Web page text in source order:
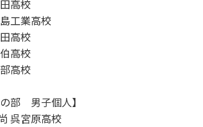
高校
工業高校
高校
高校
高校
部 男子個人】
呉宮原高校